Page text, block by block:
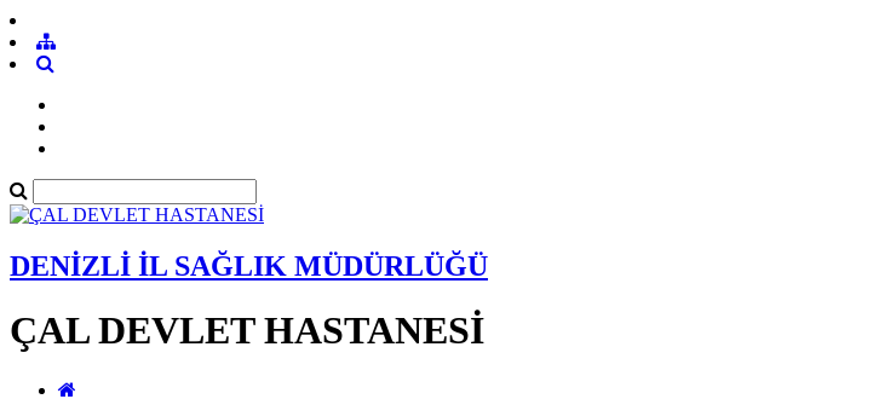
DENİZLİ İL SAĞLIK MÜDÜRLÜĞÜ
ÇAL DEVLET HASTANESİ